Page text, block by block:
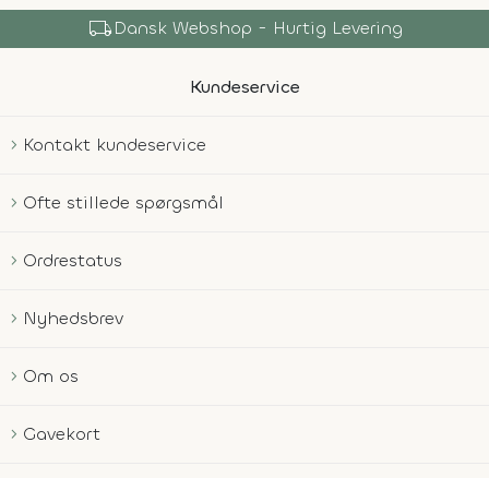
local_shippingDansk Webshop - Hurtig Levering
Kundeservice
Kontakt kundeservice
Ofte stillede spørgsmål
Ordrestatus
Nyhedsbrev
Om os
Gavekort